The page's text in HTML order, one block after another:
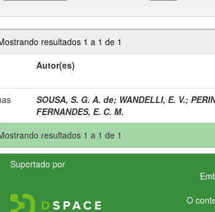
resultados 1 a 1 de 1
Autor(es)
SOUSA, S. G. A. de; WANDELLI, E. V.;
FERNANDES, E. C. M.
resultados 1 a 1 de 1
Suportado por
O